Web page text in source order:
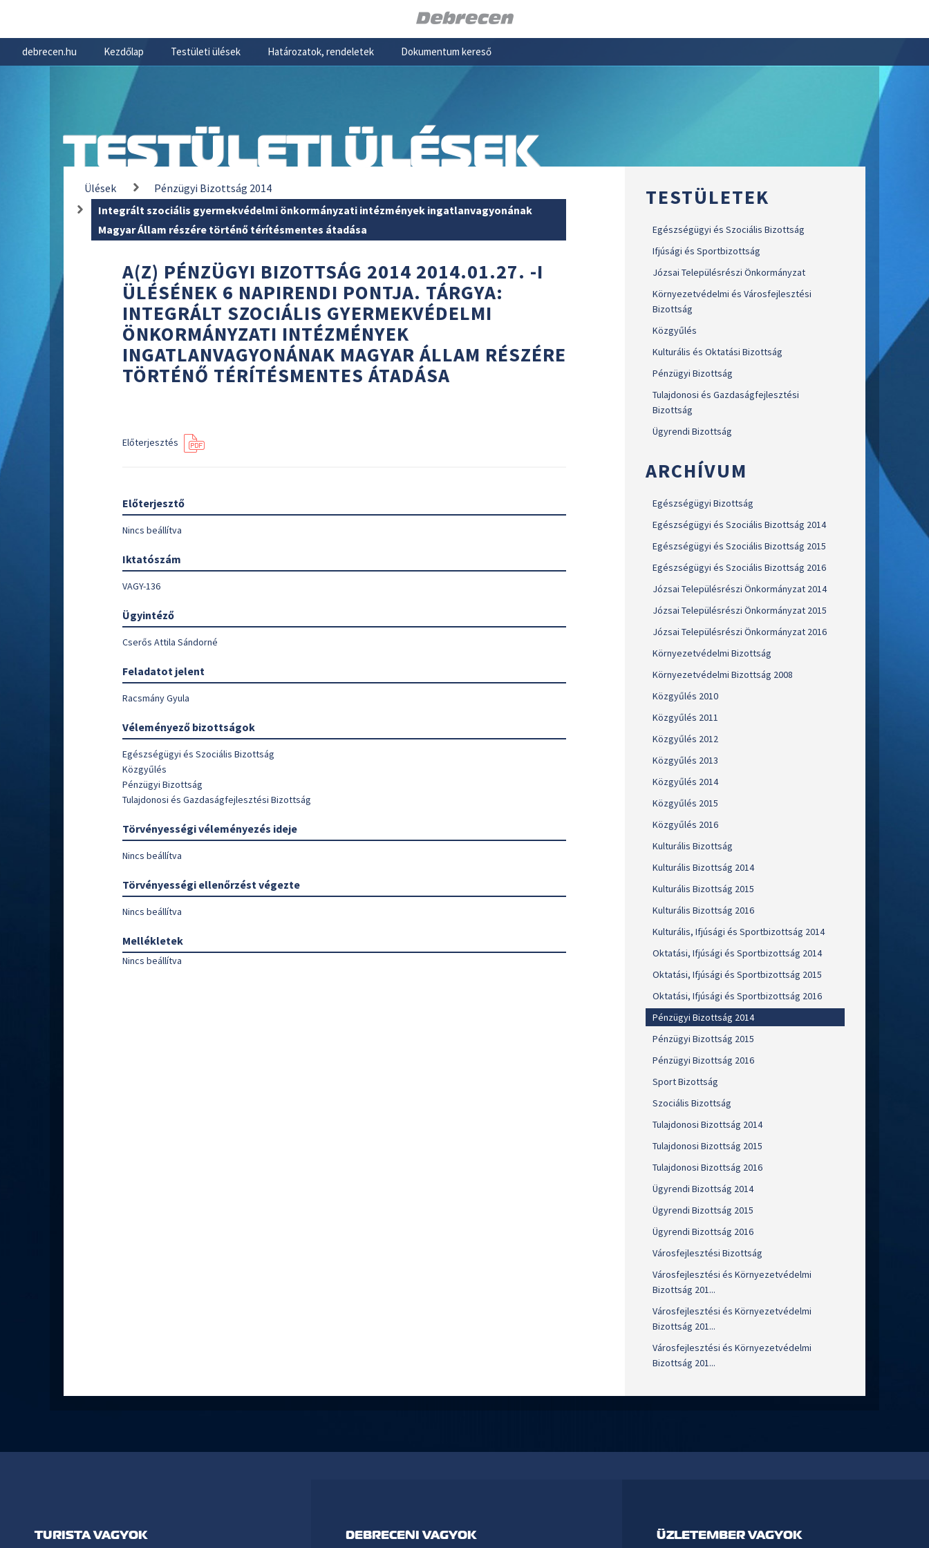
debrecen.hu Kezdőlap Testületi ülések Határozatok, rendeletek Dokumentum kereső
TESTÜLETI ÜLÉSEK
Ülések
Pénzügyi Bizottság 2014
Integrált szociális gyermekvédelmi önkormányzati intézmények ingatlanvagyonának
Magyar Állam részére történő térítésmentes átadása
A(Z) PÉNZÜGYI BIZOTTSÁG 2014 2014.01.27. -I
ÜLÉSÉNEK 6 NAPIRENDI PONTJA. TÁRGYA:
INTEGRÁLT SZOCIÁLIS GYERMEKVÉDELMI
ÖNKORMÁNYZATI INTÉZMÉNYEK
INGATLANVAGYONÁNAK MAGYAR ÁLLAM RÉSZÉRE
TÖRTÉNŐ TÉRÍTÉSMENTES ÁTADÁSA
Előterjesztés
Előterjesztő
Nincs beállítva
Iktatószám
VAGY-136
Ügyintéző
Cserős Attila Sándorné
Feladatot jelent
Racsmány Gyula
Véleményező bizottságok
Egészségügyi és Szociális Bizottság
Közgyűlés
Pénzügyi Bizottság
Tulajdonosi és Gazdaságfejlesztési Bizottság
Törvényességi véleményezés ideje
Nincs beállítva
Törvényességi ellenőrzést végezte
Nincs beállítva
Mellékletek
Nincs beállítva
TESTÜLETEK
Egészségügyi és Szociális Bizottság
Ifjúsági és Sportbizottság
Józsai Településrészi Önkormányzat
Környezetvédelmi és Városfejlesztési
Bizottság
Közgyűlés
Kulturális és Oktatási Bizottság
Pénzügyi Bizottság
Tulajdonosi és Gazdaságfejlesztési
Bizottság
Ügyrendi Bizottság
ARCHÍVUM
Egészségügyi Bizottság
Egészségügyi és Szociális Bizottság 2014
Egészségügyi és Szociális Bizottság 2015
Egészségügyi és Szociális Bizottság 2016
Józsai Településrészi Önkormányzat 2014
Józsai Településrészi Önkormányzat 2015
Józsai Településrészi Önkormányzat 2016
Környezetvédelmi Bizottság
Környezetvédelmi Bizottság 2008
Közgyűlés 2010
Közgyűlés 2011
Közgyűlés 2012
Közgyűlés 2013
Közgyűlés 2014
Közgyűlés 2015
Közgyűlés 2016
Kulturális Bizottság
Kulturális Bizottság 2014
Kulturális Bizottság 2015
Kulturális Bizottság 2016
Kulturális, Ifjúsági és Sportbizottság 2014
Oktatási, Ifjúsági és Sportbizottság 2014
Oktatási, Ifjúsági és Sportbizottság 2015
Oktatási, Ifjúsági és Sportbizottság 2016
Pénzügyi Bizottság 2014
Pénzügyi Bizottság 2015
Pénzügyi Bizottság 2016
Sport Bizottság
Szociális Bizottság
Tulajdonosi Bizottság 2014
Tulajdonosi Bizottság 2015
Tulajdonosi Bizottság 2016
Ügyrendi Bizottság 2014
Ügyrendi Bizottság 2015
Ügyrendi Bizottság 2016
Városfejlesztési Bizottság
Városfejlesztési és Környezetvédelmi
Bizottság 201...
Városfejlesztési és Környezetvédelmi
Bizottság 201...
Városfejlesztési és Környezetvédelmi
Bizottság 201...
TURISTA VAGYOK DEBRECENI VAGYOK ÜZLETEMBER VAGYOK